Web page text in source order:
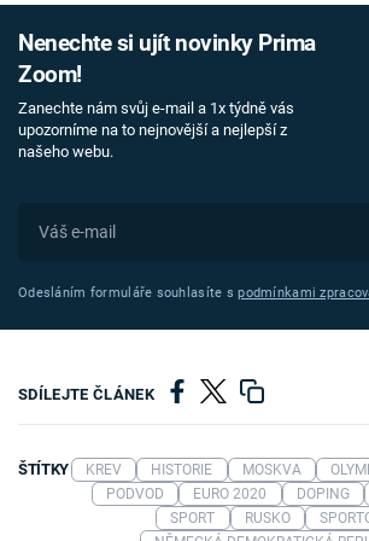
Nenechte si ujít novinky Prima
Zoom!
Zanechte nám svůj e-mail a 1x týdně vás
upozorníme na to nejnovější a nejlepší z
našeho webu.
Odesláním formuláře souhlasíte spodmínkami
SDÍLEJTE ČLÁNEK
ŠTÍTKY KREV HISTORIE MOSKVA
PODVOD
EURO 2020 DOPING
SPORT
RUSKO